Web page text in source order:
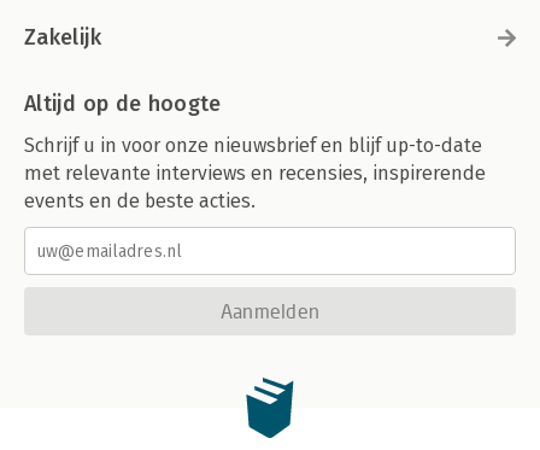
Zakelijk
Altijd op de hoogte
Schrijf u in voor onze nieuwsbrief en blijf up-to-date
met relevante interviews en recensies, inspirerende
events en de beste acties.
Aanmelden